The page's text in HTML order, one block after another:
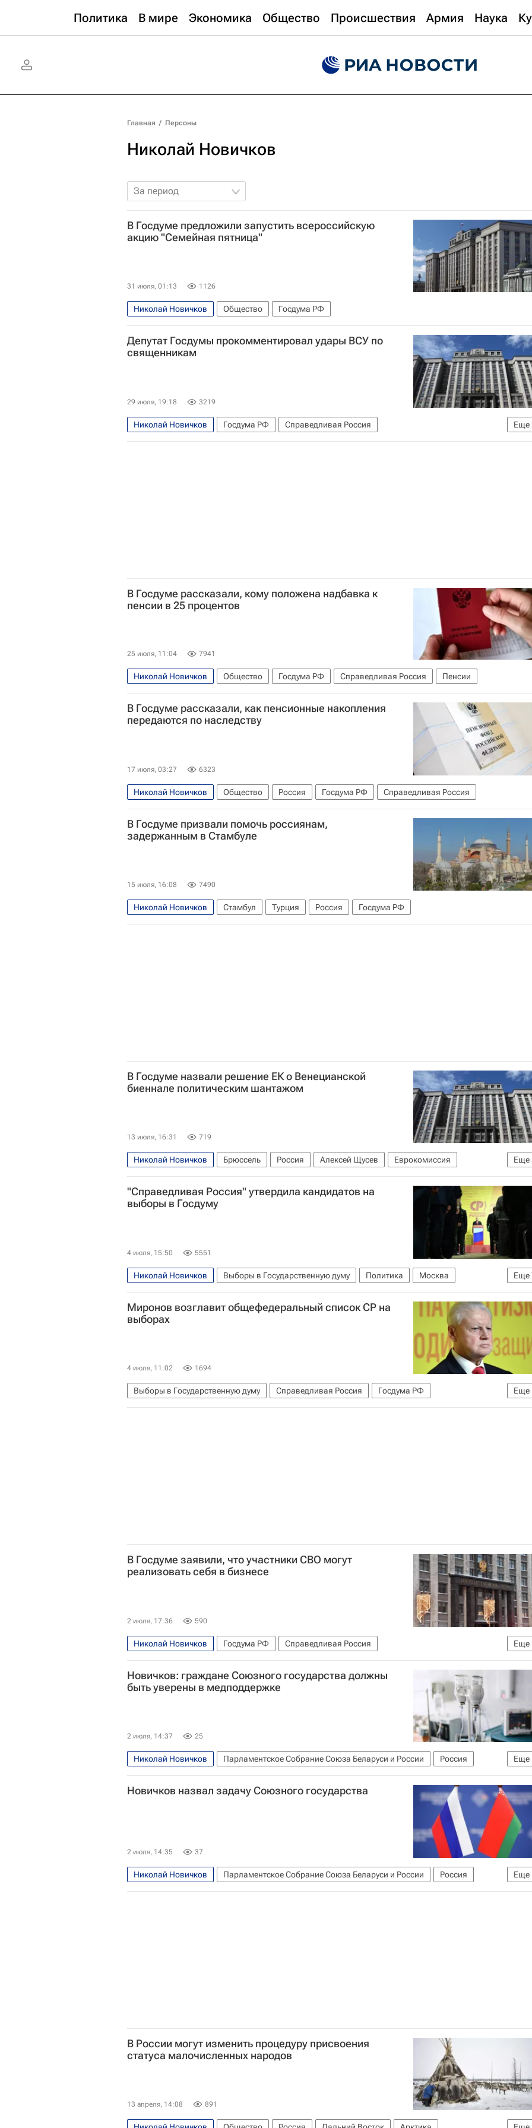
Политика В мире Экономика Общество Происшествия Армия Наука
Главная / Персоны
Николай Новичков
За период
В Госдуме предложили запустить всероссийскую
акцию "Семейная пятница"
31 июля, 01:13 1126
Николай Новичков Общество Госдума РФ
Депутат Госдумы прокомментировал удары ВСУ по
священникам
29 июля, 19:18 3219
Еще
Николай Новичков Госдума РФ
Справедливая Россия
Русская православная церковь
Луганская Народная Республика
В Госдуме рассказали, кому положена надбавка к
пенсии в 25 процентов
25 июля, 11:04 7941
Николай Новичков Общество Госдума РФ Справедливая Россия Пенсии
В Госдуме рассказали, как пенсионные накопления
передаются по наследству
17 июля, 03:27 6323
Николай Новичков Общество Россия Госдума РФ Справедливая Россия
В Госдуме призвали помочь россиянам,
задержанным в Стамбуле
15 июля, 16:08 7490
Николай Новичков Стамбул Турция Россия Госдума РФ
В Госдуме назвали решение ЕК о Венецианской
биеннале политическим шантажом
13 июля, 16:31 719
Еще
Николай Новичков Брюссель Россия Алексей Щусев
Еврокомиссия
Госдума РФ
Справедливая Россия Венецианская биеннале
"Справедливая Россия" утвердила кандидатов на
выборы в Госдуму
4 июля, 15:50 5551
Еще
Николай Новичков Выборы в Государственную думу Политика
Москва
Донецкая Народная Республика
Луганская Народная Республика
Александр Терентьев
Игорь Ананских Госдума РФ
Справедливая Россия
Миронов возглавит общефедеральный список СР на
выборах
4 июля, 11:02 1694
Еще
Выборы в Государственную думу Справедливая Россия
Госдума РФ
Сергей Миронов
В Госдуме заявили, что участники СВО могут
реализовать себя в бизнесе
2 июля, 17:36 590
Еще
Николай Новичков Госдума РФ
Справедливая Россия
Министерство труда и социальной защиты РФ (Минтруд России)
Новичков: граждане Союзного государства должны
быть уверены в медподдержке
2 июля, 14:37 25
Еще
Николай Новичков Парламентское Собрание Союза Беларуси и России
Россия
Белоруссия
Новичков назвал задачу Союзного государства
2 июля, 14:35 37
Еще
Николай Новичков Парламентское Собрание Союза Беларуси и России
Россия
Белоруссия
В России могут изменить процедуру присвоения
статуса малочисленных народов
13 апреля, 14:08 891